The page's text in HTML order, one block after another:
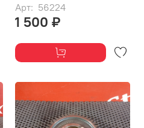
Арт: 56224
1 500 ₽